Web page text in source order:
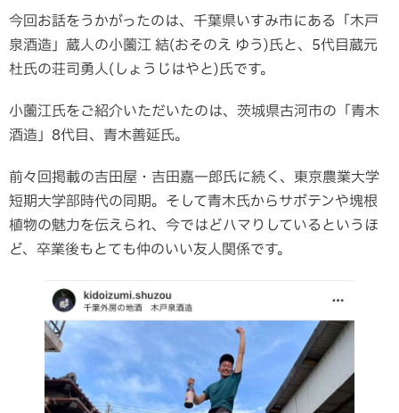
今回お話をうかがったのは、千葉県いすみ市にある「木戸
泉酒造」蔵人の小薗江 結(おそのえ ゆう)氏と、5代目蔵元
杜氏の荘司勇人(しょうじはやと)氏です。
小薗江氏をご紹介いただいたのは、茨城県古河市の「青木
酒造」8代目、青木善延氏。
前々回掲載の吉田屋・吉田嘉一郎氏に続く、東京農業大学
短期大学部時代の同期。そして青木氏からサボテンや塊根
植物の魅力を伝えられ、今ではどハマりしているというほ
ど、卒業後もとても仲のいい友人関係です。